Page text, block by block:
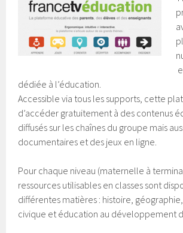
dédiée à l’éducation.
Accessible via tous les supports, cette
d’accéder gratuitement à des contenus
diffusés sur les chaînes du groupe mais
documentaires et des jeux en ligne.
Pour chaque niveau (maternelle à
ressources utilisables en classes sont
différentes matières : histoire,
civique et éducation au développement